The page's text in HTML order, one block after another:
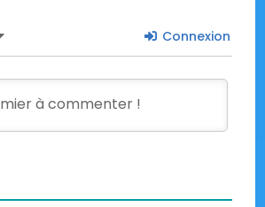
Connexion